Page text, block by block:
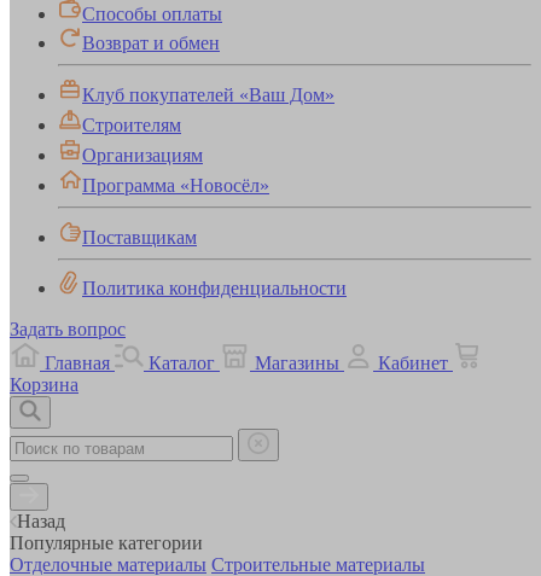
Способы оплаты
Возврат и обмен
Клуб покупателей «Ваш Дом»
Строителям
Организациям
Программа «Новосёл»
Поставщикам
Политика конфиденциальности
Задать вопрос
Главная
Каталог Магазины
Кабинет
Корзина
Назад
Популярные категории
Отделочные материалы Строительные материалы